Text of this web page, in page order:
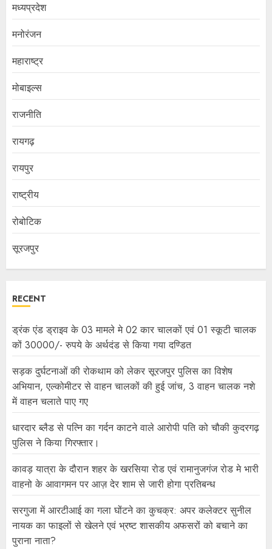
मध्यप्रदेश
मनोरंजन
महाराष्ट्र
मोबाइल्स
राजनीति
रायगढ़
रायपुर
राष्ट्रीय
रोबोटिक
सूरजपुर
RECENT
ड्रंक एंड ड्राइव के 03 मामले मे 02 कार चालकों एवं 01 स्कूटी चालक
कों 30000/- रुपये के अर्थदंड से किया गया दण्डित
सड़क दुर्घटनाओं की रोकथाम को लेकर सूरजपुर पुलिस का विशेष
अभियान, एल्कोमीटर से वाहन चालकों की हुई जांच, 3 वाहन चालक नशे
में वाहन चलाते पाए गए
धारदार ब्लैड से पत्नि का गर्दन काटने वाले आरोपी पति को चौकी कुदरगढ़
पुलिस ने किया गिरफ्तार।
कावड़ यात्रा के दौरान शहर के खरसिया रोड एवं रामानुजगंज रोड मे भारी
वाहनो के आवागमन पर आज़ देर शाम से जारी होगा प्रतिबन्ध
सरगुजा में आरटीआई का गला घोंटने का कुचक्र: अपर कलेक्टर सुनील
नायक का फाइलों से खेलने एवं भ्रष्ट शासकीय अफसरों को बचाने का
पुराना नाता?